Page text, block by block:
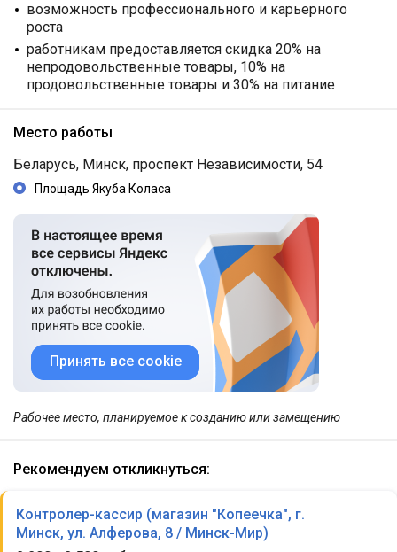
возможность профессионального и карьерного
роста
работникам предоставляется скидка 20% на
непродовольственные товары, 10% на
продовольственные товары и 30% на питание
Место работы
Беларусь, Минск, проспект Независимости, 54
Площадь Якуба Коласа
Принять все cookie
Рабочее место, планируемое к созданию или замещению
Рекомендуем откликнуться:
Контролер-кассир (магазин "Копеечка", г.
Минск, ул. Алферова, 8 / Минск-Мир)